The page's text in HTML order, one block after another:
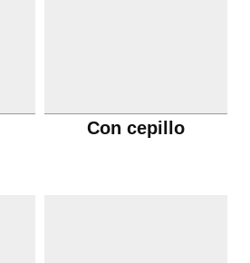
Con cepillo